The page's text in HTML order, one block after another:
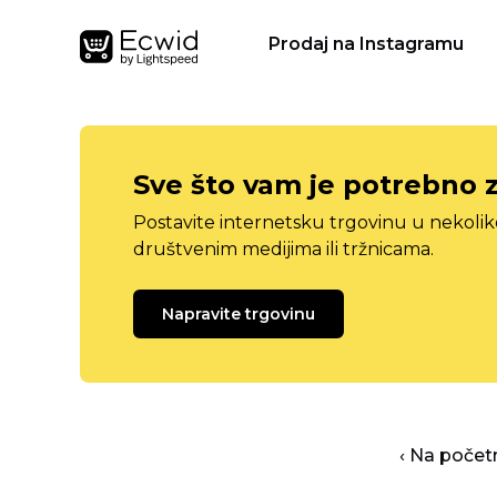
Prodaj na Instagramu
Sve što vam je potrebno
Postavite internetsku trgovinu u
društvenim medijima ili tržnicama.
Napravite trgovinu
‹ Na